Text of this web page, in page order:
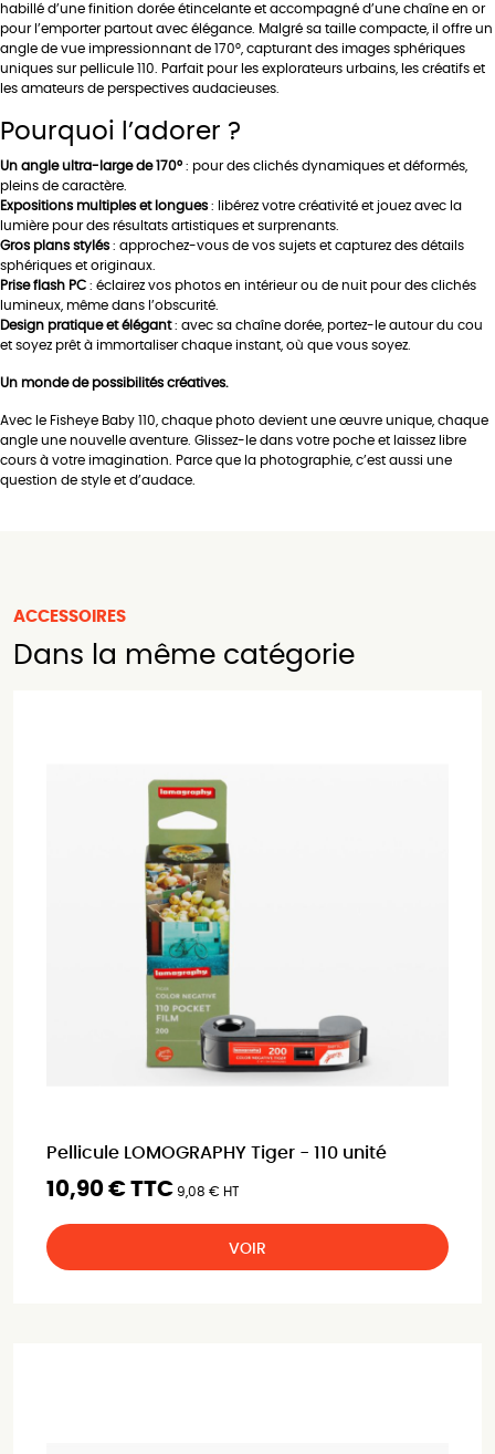
habillé d’une finition dorée étincelante et accompagné d’une chaîne en or
pour l’emporter partout avec élégance. Malgré sa taille compacte, il offre un
angle de vue impressionnant de 170°, capturant des images sphériques
uniques sur pellicule 110. Parfait pour les explorateurs urbains, les créatifs et
les amateurs de perspectives audacieuses.
Pourquoi l’adorer ?
Un angle ultra-large de 170° : pour des clichés dynamiques et déformés,
pleins de caractère.
Expositions multiples et longues: libérez votre créativité et jouez avec la
lumière pour des résultats artistiques et surprenants.
Gros plans stylés: approchez-vous de vos sujets et capturez des détails
sphériques et originaux.
Prise flash PC : éclairez vos photos en intérieur ou de nuit pour des clichés
lumineux, même dans l’obscurité.
Design pratique et élégant: avec sa chaîne dorée, portez-le autour du cou
et soyez prêt à immortaliser chaque instant, où que vous soyez.
Un monde de possibilités créatives.
Avec le Fisheye Baby 110, chaque photo devient une œuvre unique, chaque
angle une nouvelle aventure. Glissez-le dans votre poche et laissez libre
cours à votre imagination. Parce que la photographie, c’est aussi une
question de style et d’audace.
ACCESSOIRES
Dans la même catégorie
Pellicule LOMOGRAPHY Tiger - 110 unité
10,90 € TTC 9,08 € HT
VOIR